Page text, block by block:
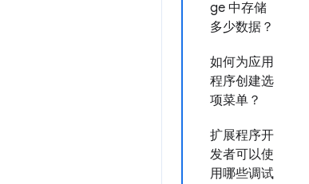
ge 中存储
多少数据？
如何为应用
程序创建选
项菜单？
扩展程序开
发者可以使
用哪些调试